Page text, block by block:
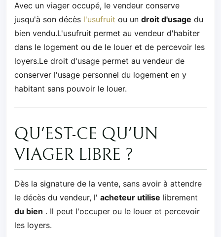
Avec un viager occupé, le vendeur conserve
jusqu'à son décès l'usufruit ou un droit d'usage du
bien vendu.L'usufruit permet au vendeur d'habiter
dans le logement ou de le louer et de percevoir les
loyers.Le droit d'usage permet au vendeur de
conserver l'usage personnel du logement en y
habitant sans pouvoir le louer.
QU'EST-CE QU'UN
VIAGER LIBRE ?
Dès la signature de la vente, sans avoir à attendre
le décès du vendeur, l' acheteur utilise librement
du bien . Il peut l'occuper ou le louer et percevoir
les loyers.